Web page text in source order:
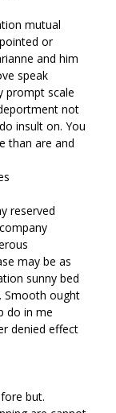
mutual
or
and him
speak
prompt scale
not
insult on. You
than are and
reserved
may be as
sunny bed
Smooth ought
do in me
denied effect
but.